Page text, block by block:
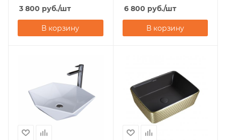
3 800 руб./шт
В корзину
6 800 руб./шт
В корзину